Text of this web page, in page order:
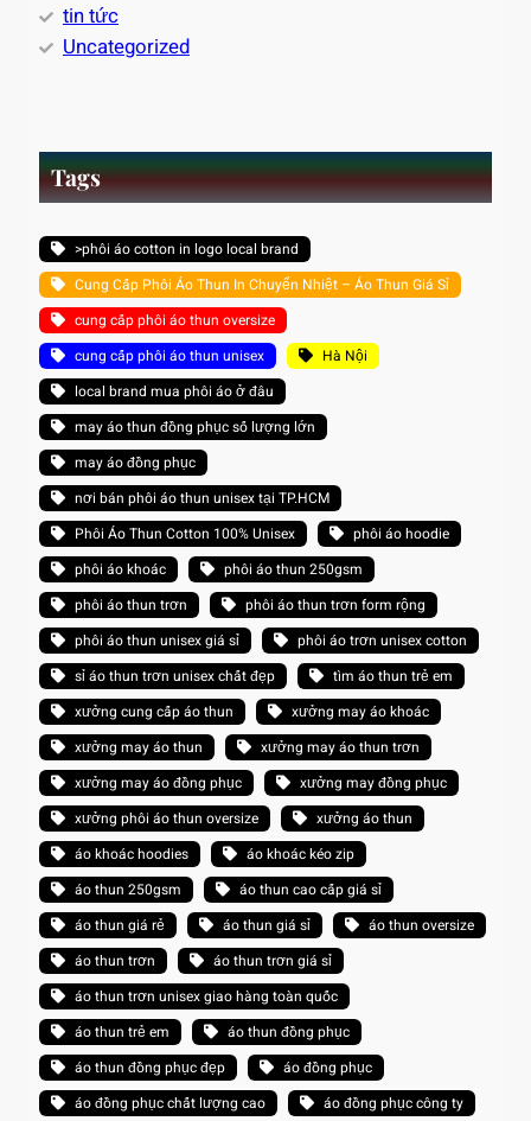
tin tức
Uncategorized
Tags
>phôi áo cotton in logo local brand
Cung Cấp Phôi Áo Thun In Chuyển Nhiệt – Áo Thun Giá Sỉ
cung cấp phôi áo thun oversize
cung cấp phôi áo thun unisex
Hà Nội
local brand mua phôi áo ở đâu
may áo thun đồng phục số lượng lớn
may áo đồng phục
nơi bán phôi áo thun unisex tại TP.HCM
Phôi Áo Thun Cotton 100% Unisex
phôi áo hoodie
phôi áo khoác
phôi áo thun 250gsm
phôi áo thun trơn
phôi áo thun trơn form rộng
phôi áo thun unisex giá sỉ
phôi áo trơn unisex cotton
sỉ áo thun trơn unisex chất đẹp
tìm áo thun trẻ em
xưởng cung cấp áo thun
xưởng may áo khoác
xưởng may áo thun
xưởng may áo thun trơn
xưởng may áo đồng phục
xưởng may đồng phục
xưởng phôi áo thun oversize
xưởng áo thun
áo khoác hoodies
áo khoác kéo zip
áo thun 250gsm
áo thun cao cấp giá sỉ
áo thun giá rẻ
áo thun giá sỉ
áo thun oversize
áo thun trơn
áo thun trơn giá sỉ
áo thun trơn unisex giao hàng toàn quốc
áo thun trẻ em
áo thun đồng phục
áo thun đồng phục đẹp
áo đồng phục
áo đồng phục chất lượng cao
áo đồng phục công ty